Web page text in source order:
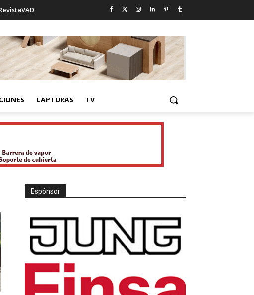
CAPTURAS TV
Espónsor